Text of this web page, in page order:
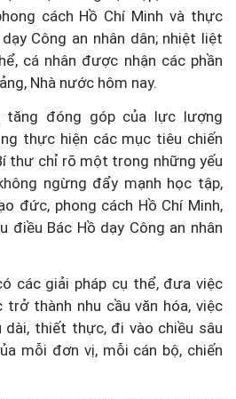
cách Hồ Chí Minh và thực
Công an nhân dân; nhiệt liệt
cá nhân được nhận các phần
Nhà nước hôm nay.
tăng đóng góp của lực lượng
thực hiện các mục tiêu chiến
thư chỉ rõ một trong những yếu
ngừng đẩy mạnh học tập,
đức, phong cách Hồ Chí Minh,
điều Bác Hồ dạy Công an nhân
các giải pháp cụ thể, đưa việc
trở thành nhu cầu văn hóa, việc
dài, thiết thực, đi vào chiều sâu
mỗi đơn vị, mỗi cán bộ, chiến